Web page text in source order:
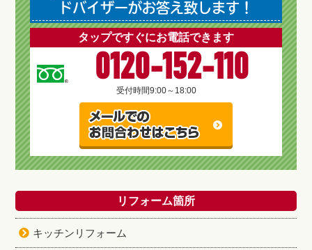
ドバイザーがお答え致します！
タップですぐにお電話できます
0120-152-110
受付時間9:00～18:00
リフォーム箇所
キッチンリフォーム